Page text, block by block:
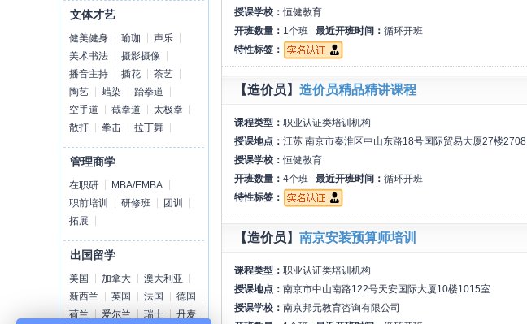
文体才艺
健美健身 瑜珈
声乐
美术书法
摄影摄像
播音主持
插花
茶艺
陶艺
蜡染
跆拳道
空手道
截拳道
太极拳
散打
拳击 拉丁舞
管理商学
在职研
MBA/EMBA
职前培训
研修班
团训
拓展
出国留学
美国 加拿大
澳大利亚
新西兰
英国 法国
德国
荷兰
爱尔兰 瑞士 丹麦
授课学校：恒健教育
开班数量： 1个班 最近开班时间： 循环开班
特性标签：
【造价员】 造价员精品精讲课程
课程类型： 职业认证类培训机构
授课地点： 江苏 南京市秦淮区中山东路18号国际贸易大厦27楼2708
授课学校：恒健教育
开班数量： 4个班 最近开班时间： 循环开班
特性标签：
【造价员】 南京安装预算师培训
课程类型： 职业认证类培训机构
授课地点： 南京市中山南路122号天安国际大厦10楼1015室
授课学校： 南京邦元教育咨询有限公司